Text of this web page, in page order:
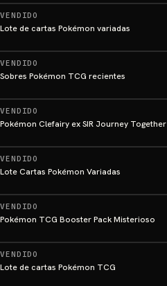
VENDIDO
Lote de cartas Pokémon variadas
VENDIDO
Sobres Pokémon TCG recientes
VENDIDO
Pokémon Clefairy ex SIR Journey Together
VENDIDO
Lote Cartas Pokémon Variadas
VENDIDO
Pokémon TCG Booster Pack Misterioso
VENDIDO
Lote de cartas Pokémon TCG